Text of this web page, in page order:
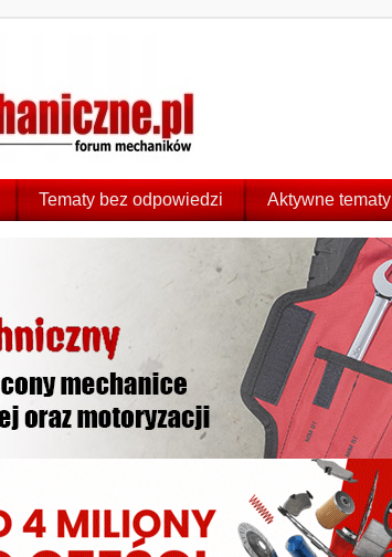
Tematy bez odpowiedzi Aktywne tematy